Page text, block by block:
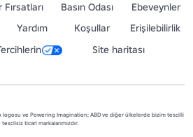
Basın Odası
Ebeveynler
Yardım Koşullar
Erişilebilirlik
Site haritası
ve Powering Imagination; ABD ve diğer ülkelerde bizim tescilli
tescilsiz ticari markalarımızdır.